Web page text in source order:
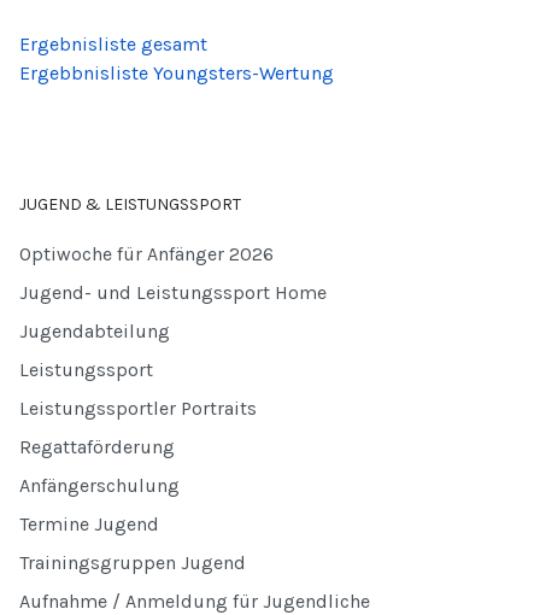
Ergebnisliste gesamt
Ergebbnisliste Youngsters-Wertung
JUGEND & LEISTUNGSSPORT
Optiwoche für Anfänger 2026
Jugend- und Leistungssport Home
Jugendabteilung
Leistungssport
Leistungssportler Portraits
Regattaförderung
Anfängerschulung
Termine Jugend
Trainingsgruppen Jugend
Aufnahme / Anmeldung für Jugendliche